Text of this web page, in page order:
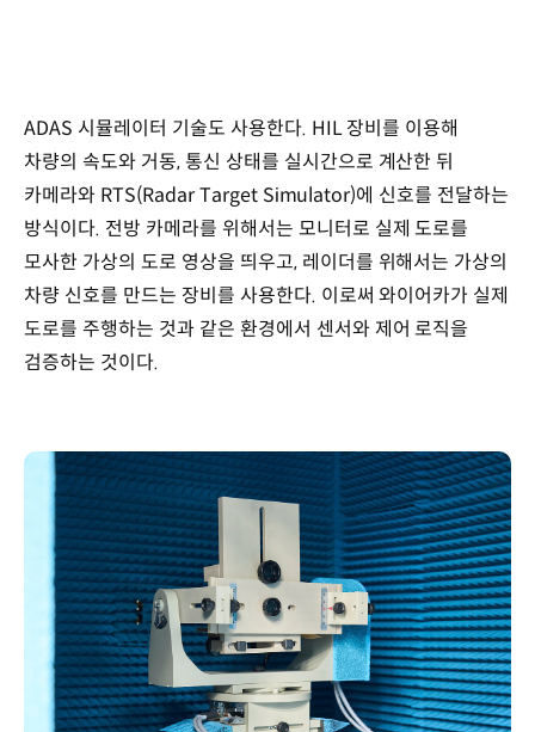
ADAS 시뮬레이터 기술도 사용한다. HIL 장비를 이용해
차량의 속도와 거동, 통신 상태를 실시간으로 계산한 뒤
카메라와 RTS(Radar Target Simulator)에 신호를 전달하는
방식이다. 전방 카메라를 위해서는 모니터로 실제 도로를
모사한 가상의 도로 영상을 띄우고, 레이더를 위해서는 가상의
차량 신호를 만드는 장비를 사용한다. 이로써 와이어카가 실제
도로를 주행하는 것과 같은 환경에서 센서와 제어 로직을
검증하는 것이다.